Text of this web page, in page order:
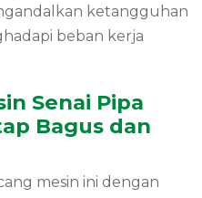
ketangguhan
beban kerja
Senai Pipa
Bagus dan
mesin ini dengan